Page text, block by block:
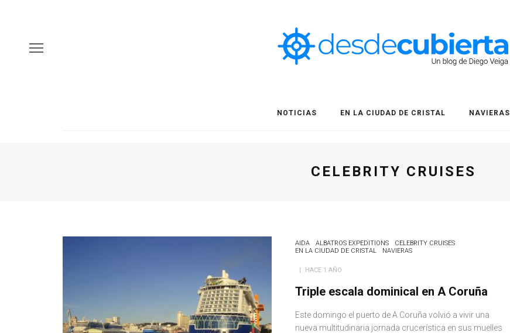
NOTICIAS EN LA CIUDAD DE CRISTAL NAVIERAS
CELEBRITY CRUISES
AIDA ALBATROS EXPEDITIONS
CELEBRITY CRUISES
EN LA CIUDAD DE CRISTAL
NAVIERAS
HACE 1 AÑO
Triple escala dominical en A Coruña
Este domingo el puerto de A Coruña volvió a vivir una
nueva multitudinaria jornada crucerística en sus muelles